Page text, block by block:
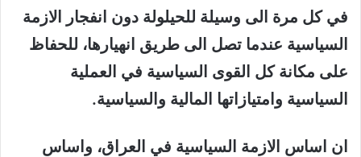
في كل مرة الى وسيلة للحيلولة دون انفجار الازمة
السياسية عندما تصل الى طريق انهيارها، للحفاظ
على مكانة كل القوى السياسية في العملية
السياسية وامتيازاتها المالية والسياسية.
ان اساس الازمة السياسية في العراق، واساس